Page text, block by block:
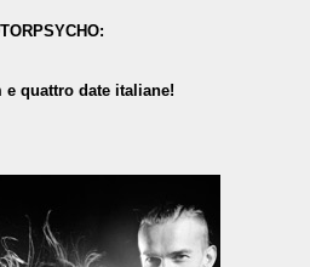
e quattro date italiane!